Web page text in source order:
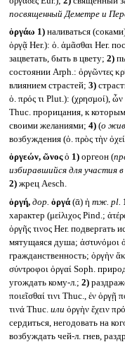
посвященный Деметре и
ὀργάω 1)наливаться
ὀργᾷ Her.): ὀ. ἀμᾶσθαι Her.
зацветать, быть в цвету; 2)
состоянии Arph.: ὀργῶντες
влиянием страстей; 3)
ὀ. πρός τι Plut.): (χρησμοί),
Thuc. прорицания, к
своими желаниями; 4)(о
возбуждения (ὀ. πρὸς τὴν
ὀργεών, ῶνοςὁ 1)оргеон (
избиравшийся для участия
2)жрец Aesch.
ὀργή, дор. ὀργά(ᾱ) ἡ тж. pl.
характер (μείλιχος Pind.;
ὀργῆς τινος Her. подвергать
мятущаяся душа; ἀστυνόμοι
гражданственность; ὀργὴν
σύντροφοι ὀργαί Soph.
угождать кому-л.; 2)
ποιεῖσθαί τινι Thuc., ἐν ὀργῇ
τινά Thuc. или ὀργὴν ἔχειν
сердиться, негодовать на
возбуждать чей-л. гнев,